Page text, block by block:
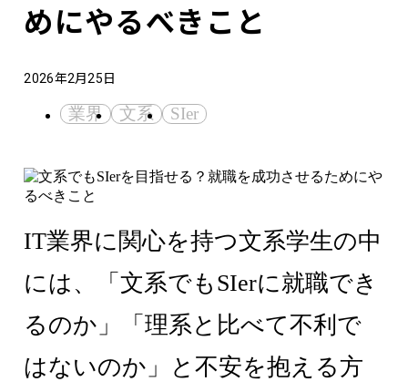
めにやるべきこと
2026年2月25日
業界 文系 SIer
IT業界に関心を持つ文系学生の中
には、「文系でもSIerに就職でき
るのか」「理系と比べて不利で
はないのか」と不安を抱える方